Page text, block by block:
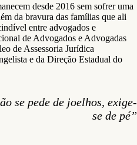
desde 2016 sem sofrer uma
da bravura das famílias que ali
entre advogados e
de Advogados e Advogadas
de Assessoria Jurídica
e da Direção Estadual do
se pede de joelhos, exige-
se de pé”